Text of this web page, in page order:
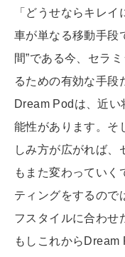
「どうせならキレイ
車が単なる移動手段
間”である今、セラ
るための有効な手段
Dream Podは、近
能性があります。そ
しみ方が広がれば、
もまた変わっていく
ティングをするので
フスタイルに合わせ
もしこれからDream